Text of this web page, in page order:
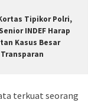
Tipikor Polri,
INDEF Harap
Kasus Besar
terkuat seorang